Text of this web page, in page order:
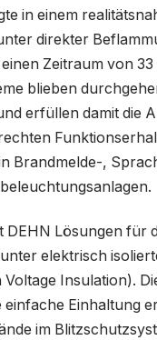
in einem
direkter
Zeitraum von
blieben
erfüllen damit die
Brandmelde-,
DEHN Lösungen für
elektrisch
Voltage Insulation).
einfache Einhaltung
im